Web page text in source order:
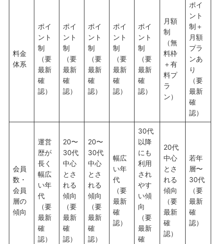
料金
体系
ポイ
ント
制
（要
最新
確
認）
ポイ
ント
制
（要
最新
確
認）
ポイ
ント
制
（要
最新
確
認）
ポイ
ント
制
（要
最新
確
認）
ポイ
ント
制
（要
最新
確
認）
月額
制
（無
料枠
＋有
料プ
ラ
ン）
ポイ
ント
制＋
月額
プラ
ンあ
り
（要
最新
確
認）
会員
数・
会員
層の
傾向
運営
歴が
長く
幅広
い年
代
（要
最新
確
認）
20〜
30代
中心
とさ
れる
傾向
（要
最新
確
認）
20〜
30代
中心
とさ
れる
傾向
（要
最新
確
認）
幅広
い年
代
（要
最新
確
認）
30代
以降
にも
利用
され
やす
い傾
向
（要
最新
確
20代
中心
とさ
れる
傾向
（要
最新
確
認）
若年
層〜
30代
（要
最新
確
認）